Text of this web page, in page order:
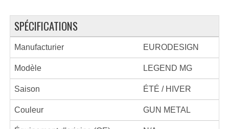
SPÉCIFICATIONS
Manufacturier EURODESIGN
Modèle LEGEND MG
Saison ÉTÉ / HIVER
Couleur GUN METAL